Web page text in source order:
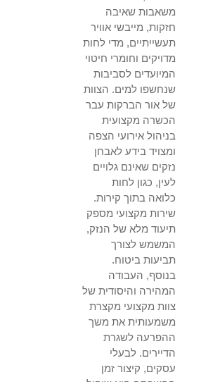
משאבות שאיבה
חזקות, מייבשי אוויר
תעשייתיים, מדי לחות
מדויקים וחומרי חיטוי
המיועדים לסביבות
שנחשפו למים. הצוות
של אור הברקות עבר
הכשרה מקצועית
בניהול אירועי הצפה
ומצויד בידע לאבחן
נזקים שאינם גלויים
לעין, כגון לחות
כלואה בתוך קירות.
שירות מקצועי מספק
תיעוד מלא של הנזק,
המשמש לצורך
תביעות ביטוח.
בנוסף, העבודה
המהירה והיסודית של
צוות מקצועי מקצרת
משמעותית את משך
ההפרעה לשגרת
הדיירים. לבעלי
עסקים, קיצור זמן